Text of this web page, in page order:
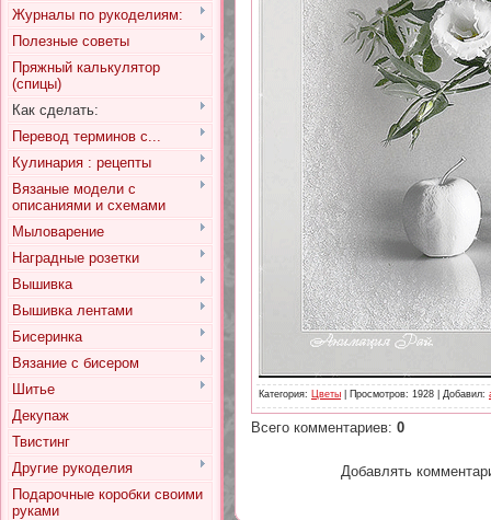
Журналы по рукоделиям:
Полезные советы
Пряжный калькулятор
(спицы)
Как сделать:
Перевод терминов с...
Кулинария : рецепты
Вязаные модели с
описаниями и схемами
Мыловарение
Наградные розетки
Вышивка
Вышивка лентами
Бисеринка
Вязание с бисером
Шитье
Декупаж
Твистинг
Другие рукоделия
Подарочные коробки своими
руками
Категория: Цветы Просмотров: 1928 | Добавил:
Всего комментариев: 0
Добавлять